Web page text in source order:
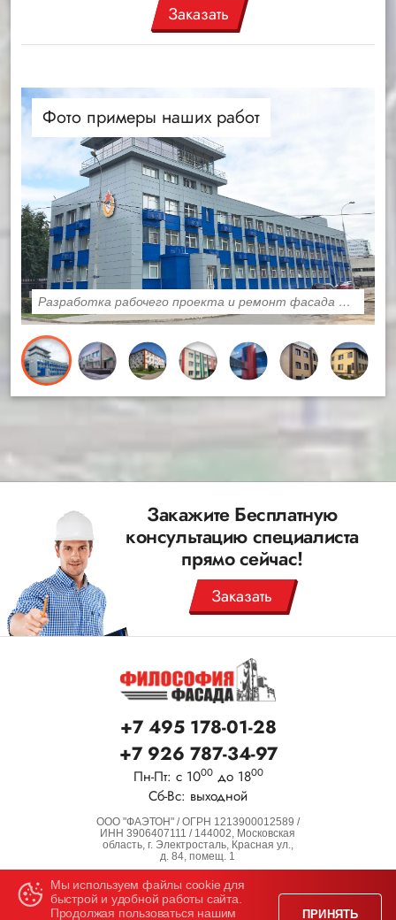
Заказать
Фото примеры наших работ
Разработка рабочего проекта и ремонт фасада ФАУ ЦСКА
Закажите Бесплатную
консультацию специалиста
прямо сейчас!
Заказать
+7 495 178-01-28
+7 926 787-34-97
Пн-Пт: с 1000до 1800
Сб-Вс: выходной
ООО "ФАЭТОН" / ОГРН 1213900012589 /
ИНН 3906407111 / 144002, Московская
область, г. Электросталь, Красная ул.,
д. 84, помещ. 1
Все права защищены.
Информация на сайте носит справочный характер
и не является офертой!
Мы используем файлы cookie для
быстрой и удобной работы сайта.
Продолжая пользоваться нашим
ПРИНЯТЬ